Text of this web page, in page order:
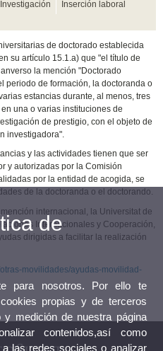
Inserción laboral
de doctorado establecida
su artículo 15.1.a) que "el título de
la mención "Doctorado
periodo de formación, la doctoranda o
estancias durante, al menos, tres
una o varias instituciones de
de prestigio, con el objeto de
investigadora".
y las actividades tienen que ser
y autorizadas por la Comisión
por la entidad de acogida, se
de la doctoranda o el doctorando.
internacional, la Universitat de
Internacionales y Cooperación,
dirigidas a facilitar la realización
movilidades/ayudas-movilidad-
de
para nosotros. Por ello te
propias y de terceros
medición de nuestra página
contenidos,así como
las redes sociales o analizar